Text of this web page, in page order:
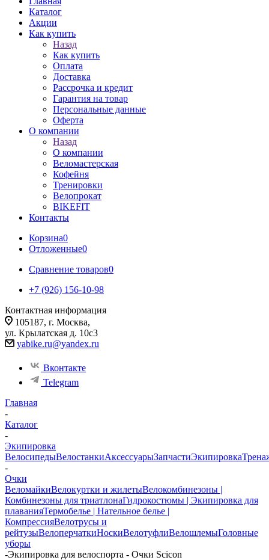
Каталог
Акции
Как купить
Назад
Как купить
Оплата
Доставка
Рассрочка и кредит
Гарантия на товар
Персональные данные
Оферта
О компании
Назад
О компании
Веломастерская
Кофейня
Тренировки
Велопрокат
BIKEFIT
Контакты
Корзина0
Отложенные0
Сравнение товаров0
+7 (926) 156-10-98
Контактная информация
105187, г. Москва,
ул. Крылатская д. 10с3
yabike.ru@yandex.ru
Вконтакте
Telegram
Главная
-
Каталог
-
Экипировка
ВелосипедыВелостанкиАксессуарыЗапчастиЭкипировка
-
Очки
ВеломайкиВелокуртки и жилетыВелокомбинезоны |
Комбинезоны для триатлонаГидрокостюмы | Экипировка для
плаванияТермобелье | Нательное белье |
КомпрессияВелотрусы и
рейтузыВелоперчаткиНоскиВелотуфлиВелошлемыГоловные
уборы
-Экипировка для велоспорта - Очки Scicon